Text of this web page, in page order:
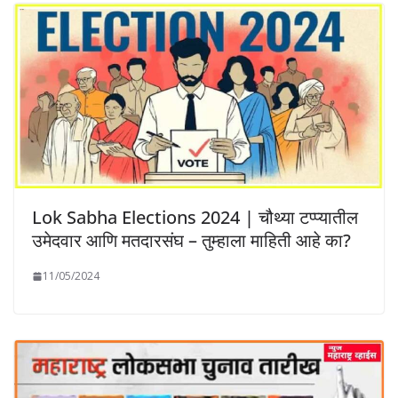
Lok Sabha Elections 2024 | चौथ्या टप्प्यातील
उमेदवार आणि मतदारसंघ – तुम्हाला माहिती आहे का?
11/05/2024